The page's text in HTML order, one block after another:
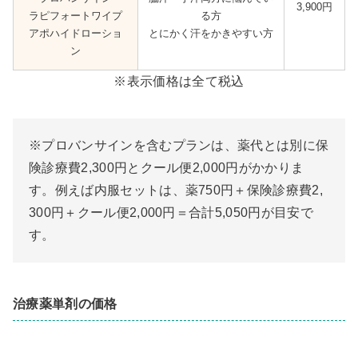
ラピフォートワイプ
アポハイドローショ
ン
る方
とにかく汗をかきやすい方
3,900円
※表示価格は全て税込
※プロバンサインを含むプランは、薬代とは別に保
険診療費2,300円とクール便2,000円がかかりま
す。例えば内服セットは、薬750円＋保険診療費2,
300円＋クール便2,000円＝合計5,050円が目安で
す。
治療薬単剤の価格